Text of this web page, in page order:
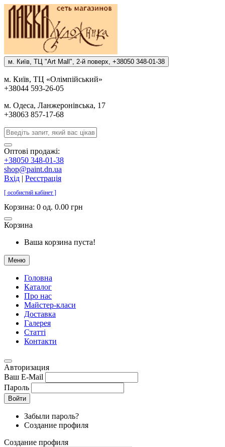
м. Киïв, ТЦ "Art Mall", 2-й поверх, +38050 348-01-38
м. Киïв, ТЦ «Олiмпiйський»
+38044 593-26-05
м. Одеса, Ланжеронiвська, 17
+38063 857-17-68
Оптові продажі:
+38050 348-01-38
shop@paint.dn.ua
Вхід | Реєстрація
[ особистий кабінет ]
Корзина: 0 од. 0.00 грн
Корзина
Ваша корзина пуста!
Меню
Головна
Каталог
Про нас
Майстер-класи
Доставка
Галерея
Статтi
Контакти
Авторизация
Ваш E-Mail
Пароль
Войти
Забыли пароль?
Создание профиля
Создание профиля